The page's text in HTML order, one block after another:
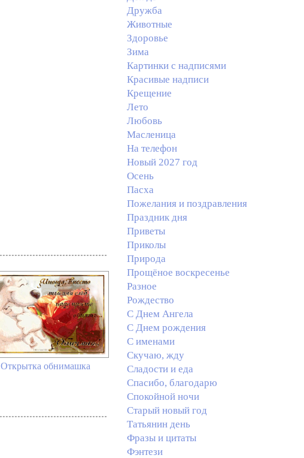
Открытка обнимашка
Дружба
Животные
Здоровье
Зима
Картинки с надписями
Красивые надписи
Крещение
Лето
Любовь
Масленица
На телефон
Новый 2027 год
Осень
Пасха
Пожелания и поздравления
Праздник дня
Приветы
Приколы
Природа
Прощёное воскресенье
Разное
Рождество
С Днем Ангела
С Днем рождения
С именами
Скучаю, жду
Сладости и еда
Спасибо, благодарю
Спокойной ночи
Старый новый год
Татьянин день
Фразы и цитаты
Фэнтези